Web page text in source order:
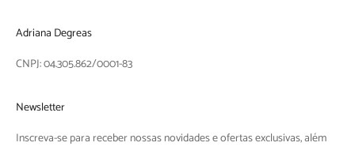
Adriana Degreas
CNPJ: 04.305.862/0001-83
Newsletter
Inscreva-se para receber nossas novidades e ofertas exclusivas, além